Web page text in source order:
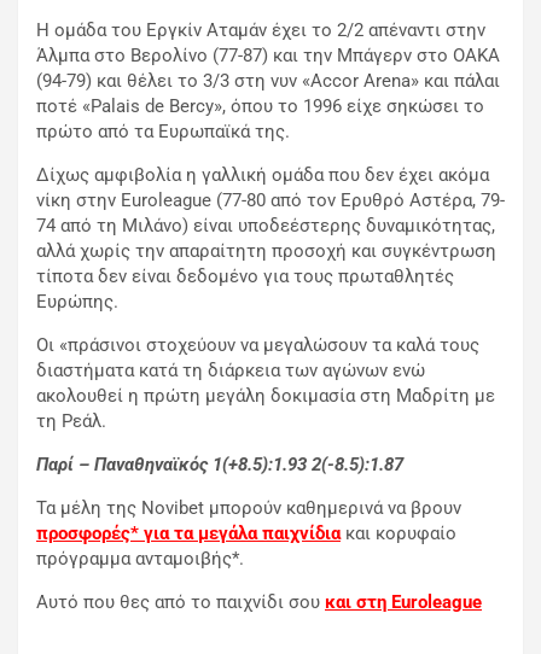
Η ομάδα του Εργκίν Αταμάν έχει το 2/2 απέναντι στην
Άλμπα στο Βερολίνο (77-87) και την Μπάγερν στο ΟΑΚΑ
(94-79) και θέλει το 3/3 στη νυν «Accor Arena» και πάλαι
ποτέ «Palais de Bercy», όπου το 1996 είχε σηκώσει το
πρώτο από τα Ευρωπαϊκά της.
Δίχως αμφιβολία η γαλλική ομάδα που δεν έχει ακόμα
νίκη στην Euroleague (77-80 από τον Ερυθρό Αστέρα, 79-
74 από τη Μιλάνο) είναι υποδεέστερης δυναμικότητας,
αλλά χωρίς την απαραίτητη προσοχή και συγκέντρωση
τίποτα δεν είναι δεδομένο για τους πρωταθλητές
Ευρώπης.
Οι «πράσινοι στοχεύουν να μεγαλώσουν τα καλά τους
διαστήματα κατά τη διάρκεια των αγώνων ενώ
ακολουθεί η πρώτη μεγάλη δοκιμασία στη Μαδρίτη με
τη Ρεάλ.
Παρί – Παναθηναϊκός 1(+8.5):1.93 2(-8.5):1.87
Τα μέλη της Novibet μπορούν καθημερινά να βρουν
προσφορές* για τα μεγάλα παιχνίδιακαι κορυφαίο
πρόγραμμα ανταμοιβής*.
Αυτό που θες από το παιχνίδι σου και στη Euroleague